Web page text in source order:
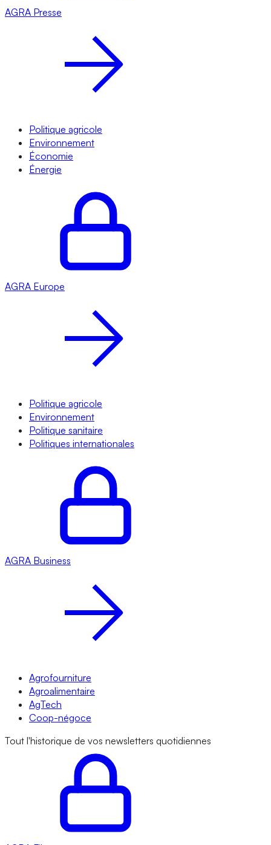
AGRA Presse
Politique agricole
Environnement
Économie
Énergie
AGRA Europe
Politique agricole
Environnement
Politique sanitaire
Politiques internationales
AGRA Business
Agrofourniture
Agroalimentaire
AgTech
Coop-négoce
Tout l'historique de vos newsletters quotidiennes